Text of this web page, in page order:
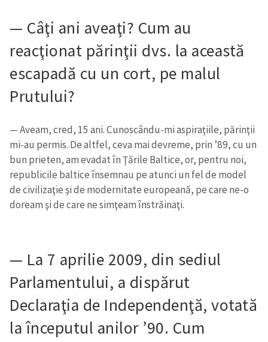
— Câţi ani aveaţi? Cum au
reacţionat părinţii dvs. la această
escapadă cu un cort, pe malul
Prutului?
— Aveam, cred, 15 ani. Cunoscându-mi aspiraţiile, părinţii
mi-au permis. De altfel, ceva mai devreme, prin ’89, cu un
bun prieten, am evadat în Ţările Baltice, or, pentru noi,
republicile baltice însemnau pe atunci un fel de model
de civilizaţie şi de modernitate europeană, pe care ne-o
doream şi de care ne simţeam înstrăinaţi.
— La 7 aprilie 2009, din sediul
Parlamentului, a dispărut
Declaraţia de Independenţă, votată
la începutul anilor ’90. Cum